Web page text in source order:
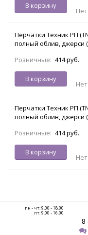
В корзину
Перчатки Техник РП
полный облив, джерси
Розничные: 414 руб.
В корзину
Перчатки Техник РП
полный облив, джерси
Розничные: 414 руб.
В корзину
пн - чт: 9.00 - 18.00
пт: 9.00 - 16.00
8